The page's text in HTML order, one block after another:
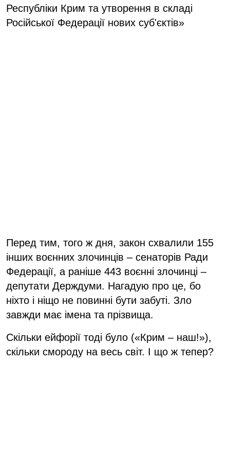
Республіки Крим та утворення в складі
Російської Федерації нових суб'єктів»
Перед тим, того ж дня, закон схвалили 155
інших воєнних злочинців – сенаторів Ради
Федерації, а раніше 443 воєнні злочинці –
депутати Держдуми. Нагадую про це, бо
ніхто і ніщо не повинні бути забуті. Зло
завжди має імена та прізвища.
Скільки ейфорії тоді було («Крим – наш!»),
скільки смороду на весь світ. І що ж тепер?